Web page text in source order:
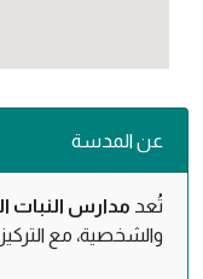
عن المدسة
تُعد مدارس النبات
والشخصية، مع